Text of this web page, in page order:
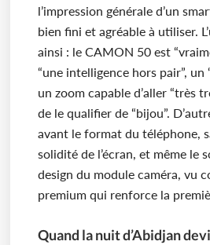
l’impression générale d’un
bien fini et agréable à utiliser.
ainsi : le CAMON 50 est
“une intelligence hors pair”, un
un zoom capable d’aller “très
de le qualifier de “bijou”.
avant le format du téléphone,
solidité de l’écran, et même le
design du module caméra, vu
premium qui renforce la
Quand la nuit d’Abidjan